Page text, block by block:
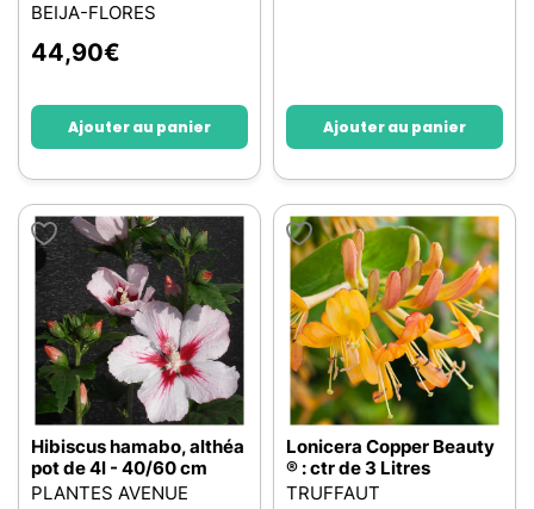
BEIJA-FLORES
44,90€
Ajouter au panier Ajouter au panier
Hibiscus hamabo, althéa
pot de 4l - 40/60 cm
PLANTES AVENUE
Lonicera Copper Beauty
® : ctr de 3 Litres
TRUFFAUT